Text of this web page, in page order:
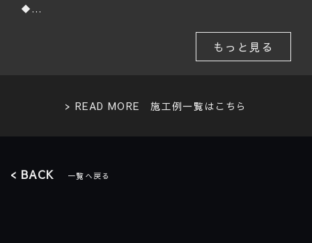
◆…
もっと見る
> READ MORE 施工例一覧はこちら
< BACK 一覧へ戻る